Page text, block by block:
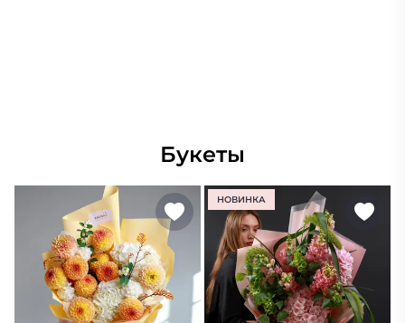
Букеты
НОВИНКА